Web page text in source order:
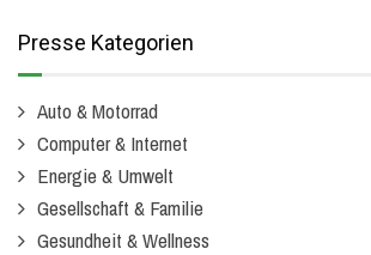
Presse Kategorien
Auto & Motorrad
Computer & Internet
Energie & Umwelt
Gesellschaft & Familie
Gesundheit & Wellness